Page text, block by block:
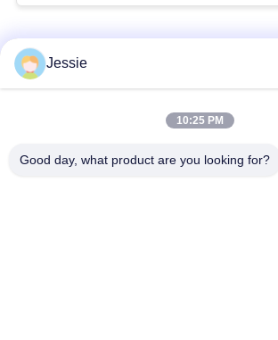
Catégories populaires
Matériel
Jessie
10:25 PM
Good day, what product are you looking for?